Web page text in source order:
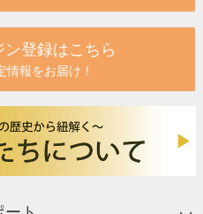
ン登録はこちら
情報をお届け！